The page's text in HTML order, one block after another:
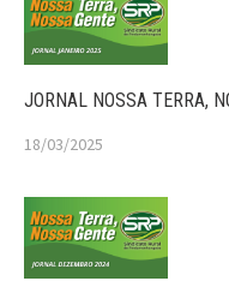
JORNAL NOSSA TERRA,
18/03/2025